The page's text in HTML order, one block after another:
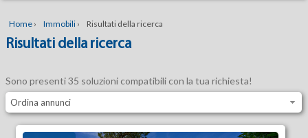
Home › Immobili › Risultati della ricerca
Risultati della ricerca
Sono presenti 35 soluzioni compatibili con la tua richiesta!
Ordina annunci